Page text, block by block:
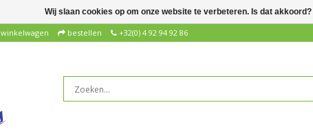
winkelwagen bestellen +32(0) 4 92 94 92 86
Wij slaan cookies op om onze website te verbeteren. Is dat akkoord?